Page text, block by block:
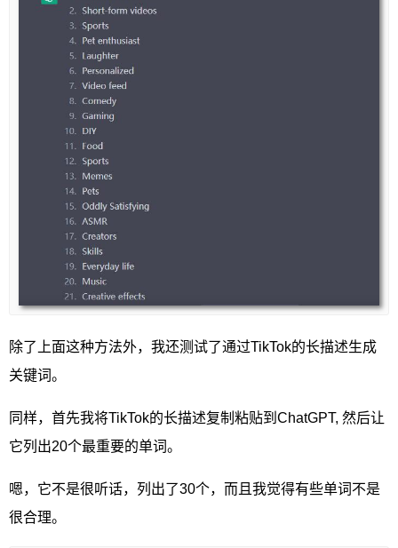
除了上面这种方法外，我还测试了通过TikTok的长描述生成
关键词。
同样，首先我将TikTok的长描述复制粘贴到ChatGPT, 然后让
它列出20个最重要的单词。
嗯，它不是很听话，列出了30个，而且我觉得有些单词不是
很合理。